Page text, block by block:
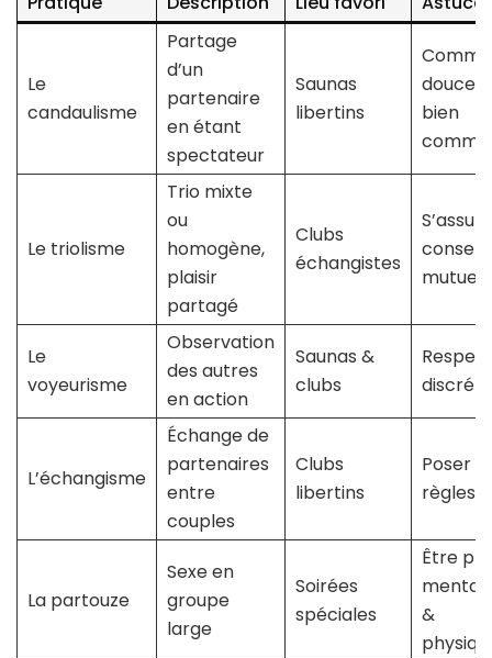
Le
candaulisme
Partage
d’un
partenaire
en étant
spectateur
Saunas
libertins
bien
Le triolisme
Trio mixte
ou
homogène,
plaisir
partagé
Clubs
échangistes
mutuel
Le
voyeurisme
Observation
des autres
en action
Saunas &
clubs
L’échangisme
Échange de
partenaires
entre
couples
Clubs
libertins
Poser
règles
La partouze
Sexe en
groupe
large
Soirées
spéciales
Être
&